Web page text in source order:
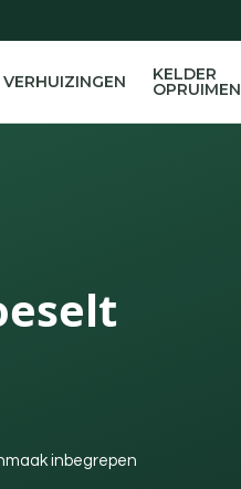
VERHUIZINGEN KELDER
OPRUIMEN
inbegrepen